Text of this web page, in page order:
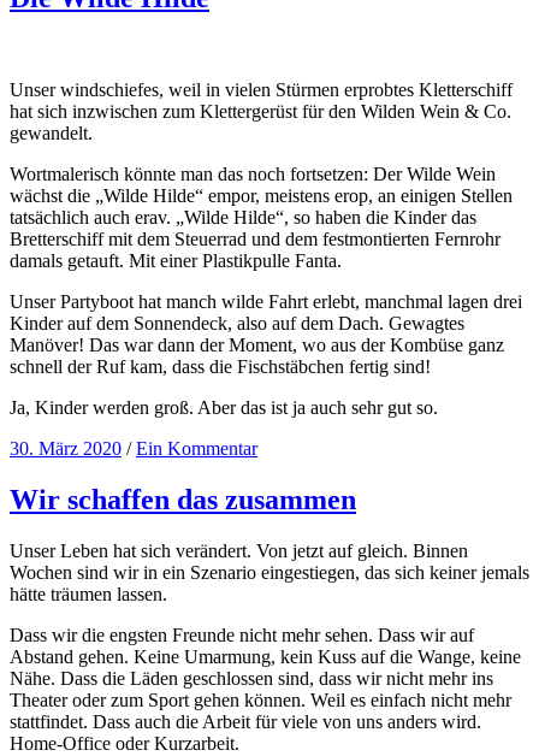
Unser windschiefes, weil in vielen Stürmen erprobtes Kletterschiff
hat sich inzwischen zum Klettergerüst für den Wilden Wein & Co.
gewandelt.
Wortmalerisch könnte man das noch fortsetzen: Der Wilde Wein
wächst die „Wilde Hilde“ empor, meistens erop, an einigen Stellen
tatsächlich auch erav. „Wilde Hilde“, so haben die Kinder das
Bretterschiff mit dem Steuerrad und dem festmontierten Fernrohr
damals getauft. Mit einer Plastikpulle Fanta.
Unser Partyboot hat manch wilde Fahrt erlebt, manchmal lagen drei
Kinder auf dem Sonnendeck, also auf dem Dach. Gewagtes
Manöver! Das war dann der Moment, wo aus der Kombüse ganz
schnell der Ruf kam, dass die Fischstäbchen fertig sind!
Ja, Kinder werden groß. Aber das ist ja auch sehr gut so.
30. März 2020 / Ein Kommentar
Wir schaffen das zusammen
Unser Leben hat sich verändert. Von jetzt auf gleich. Binnen
Wochen sind wir in ein Szenario eingestiegen, das sich keiner jemals
hätte träumen lassen.
Dass wir die engsten Freunde nicht mehr sehen. Dass wir auf
Abstand gehen. Keine Umarmung, kein Kuss auf die Wange, keine
Nähe. Dass die Läden geschlossen sind, dass wir nicht mehr ins
Theater oder zum Sport gehen können. Weil es einfach nicht mehr
stattfindet. Dass auch die Arbeit für viele von uns anders wird.
Home-Office oder Kurzarbeit.